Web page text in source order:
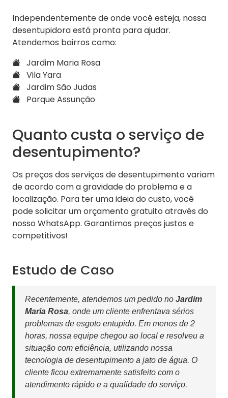
Independentemente de onde você esteja, nossa
desentupidora está pronta para ajudar.
Atendemos bairros como:
Jardim Maria Rosa
Vila Yara
Jardim São Judas
Parque Assunção
Quanto custa o serviço de
desentupimento?
Os preços dos serviços de desentupimento variam
de acordo com a gravidade do problema e a
localização. Para ter uma ideia do custo, você
pode solicitar um orçamento gratuito através do
nosso WhatsApp. Garantimos preços justos e
competitivos!
Estudo de Caso
Recentemente, atendemos um pedido no Jardim
Maria Rosa, onde um cliente enfrentava sérios
problemas de esgoto entupido. Em menos de 2
horas, nossa equipe chegou ao local e resolveu a
situação com eficiência, utilizando nossa
tecnologia de desentupimento a jato de água. O
cliente ficou extremamente satisfeito com o
atendimento rápido e a qualidade do serviço.